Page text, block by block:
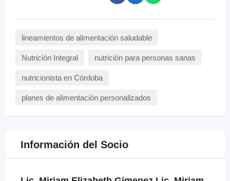
lineamientos de alimentación saludable
Nutrición Integral nutrición para personas sanas
nutricionista en Córdoba
planes de alimentación personalizados
Información del Socio